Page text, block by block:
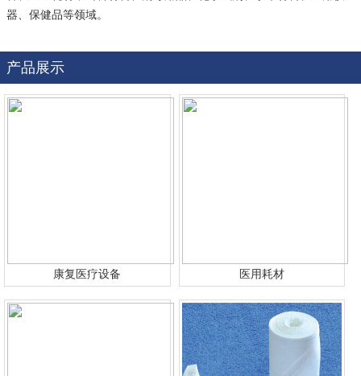
器、保健品等领域。
产品展示
康复医疗设备 医用耗材